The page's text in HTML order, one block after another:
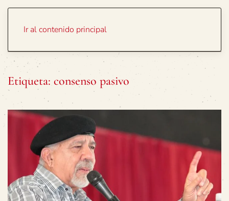
Ir al contenido principal
Etiqueta: consenso pasivo